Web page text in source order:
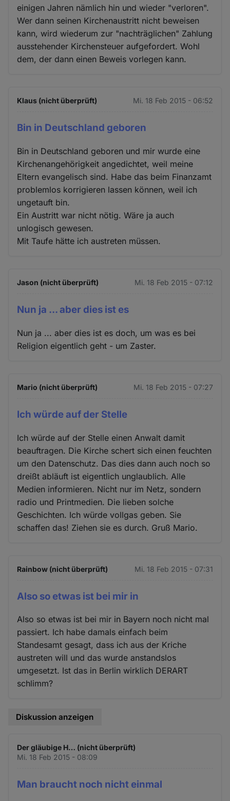
einigen Jahren nämlich hin und wieder "verloren".
Wer dann seinen Kirchenaustritt nicht beweisen
kann, wird wiederum zur "nachträglichen" Zahlung
ausstehender Kirchensteuer aufgefordert. Wohl
dem, der dann einen Beweis vorlegen kann.
Klaus (nicht überprüft) Mi. 18 Feb 2015 - 06:52
Bin in Deutschland geboren
Bin in Deutschland geboren und mir wurde eine
Kirchenangehörigkeit angedichtet, weil meine
Eltern evangelisch sind. Habe das beim Finanzamt
problemlos korrigieren lassen können, weil ich
ungetauft bin.
Ein Austritt war nicht nötig. Wäre ja auch
unlogisch gewesen.
Mit Taufe hätte ich austreten müssen.
Jason (nicht überprüft) Mi. 18 Feb 2015 - 07:12
Nun ja ... aber dies ist es
Nun ja ... aber dies ist es doch, um was es bei
Religion eigentlich geht - um Zaster.
Mario (nicht überprüft) Mi. 18 Feb 2015 - 07:27
Ich würde auf der Stelle
Ich würde auf der Stelle einen Anwalt damit
beauftragen. Die Kirche schert sich einen feuchten
um den Datenschutz. Das dies dann auch noch so
dreißt abläuft ist eigentlich unglaublich. Alle
Medien informieren. Nicht nur im Netz, sondern
radio und Printmedien. Die lieben solche
Geschichten. Ich würde vollgas geben. Sie
schaffen das! Ziehen sie es durch. Gruß Mario.
Rainbow (nicht überprüft) Mi. 18 Feb 2015 - 07:31
Also so etwas ist bei mir in
Also so etwas ist bei mir in Bayern noch nicht mal
passiert. Ich habe damals einfach beim
Standesamt gesagt, dass ich aus der Kriche
austreten will und das wurde anstandslos
umgesetzt. Ist das in Berlin wirklich DERART
schlimm?
Diskussion anzeigen
Der gläubige H… (nicht überprüft)
Mi. 18 Feb 2015 - 08:09
Man braucht noch nicht einmal